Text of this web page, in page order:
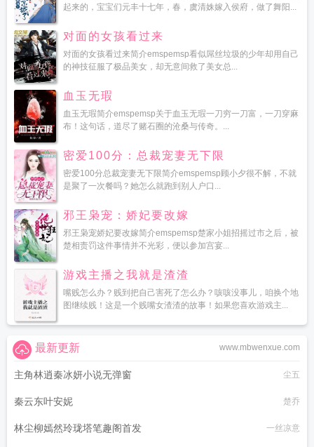
起来的，宝宝们元丰十七年，春，虞清姝嫁入侯府，做了舞阳...
对面的女孩看过来
对面的女孩看过来简介emspemsp看似屌丝垃圾的少年却用自己
的神技征服了极品美女，却无意间救了美女总...
血玉无瑕
血玉无瑕简介emspemsp关于血玉无瑕一刀穷一刀富，一刀穿麻
布！这句话，道尽了赌石圈的沧桑与传奇。...
密爱100分：总裁宠妻无下限
密爱100分总裁宠妻无下限简介emspemsp顾小夕很不解，不就
是聚了一次餐吗？她怎么就跑到别人户口...
邪王枭宠：娇妃要改嫁
邪王枭宠娇妃要改嫁简介emspemsp楚家小姐招摇过市之后，被
楚相责罚这件事情并不光彩，便以参加宫宴...
游戏主播之我就是渣渣
嘴贱怎么办？贱到把自己害死了怎么办？咳咳没事儿，咱换个地
图继续贱！这是一个贱嘴女渣渣的故事！如果您喜欢游戏主...
www.mbwenxue.com
最新更新
主角林逍秦冰妍小说无弹窗 尘五
秦云东叶安妮 楚乔
林尘柳嫣然玲珑塔笔趣阁首发 一丝凉意